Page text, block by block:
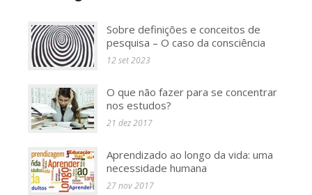
Sobre definições e conceitos de
pesquisa – O caso da consciência
12 set 2023
O que não fazer para se concentrar
nos estudos?
21 dez 2017
Aprendizado ao longo da vida: uma
necessidade humana
27 nov 2017